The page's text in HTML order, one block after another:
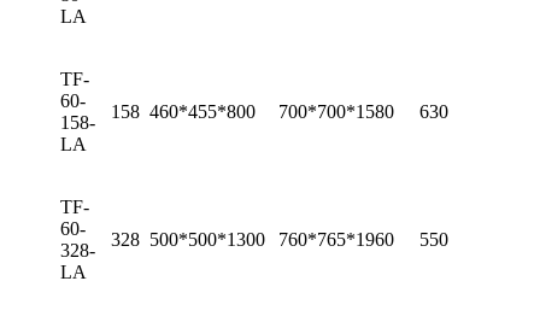
LA
TF-
60-
158-
LA
158 460*455*800 700*700*1580 630
TF-
60-
328-
LA
328 500*500*1300 760*765*1960 550